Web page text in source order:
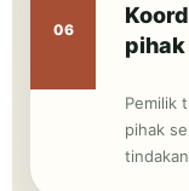
06
Pemilik
pihak